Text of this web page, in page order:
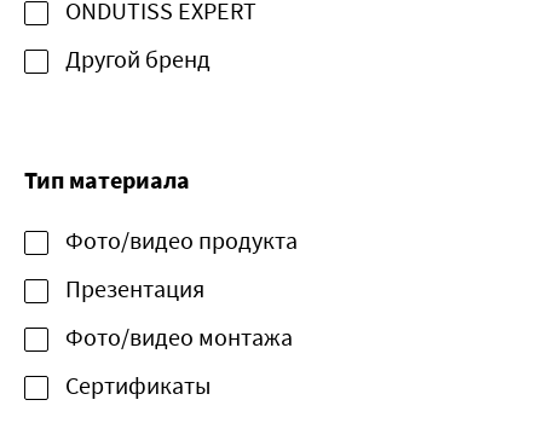
ONDUTISS EXPERT
Другой бренд
Тип материала
Фото/видео продукта
Презентация
Фото/видео монтажа
Сертификаты